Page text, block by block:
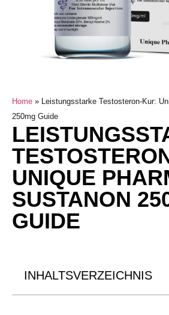
Home » Leistungsstarke Testosteron-Kur:
250mg Guide
UNIQUE
SUSTANON
GUIDE
INHALTSVERZEICHNIS